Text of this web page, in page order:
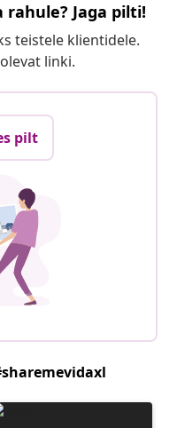
Jaga pilti!
teistele klientidele.
linki.
pilt